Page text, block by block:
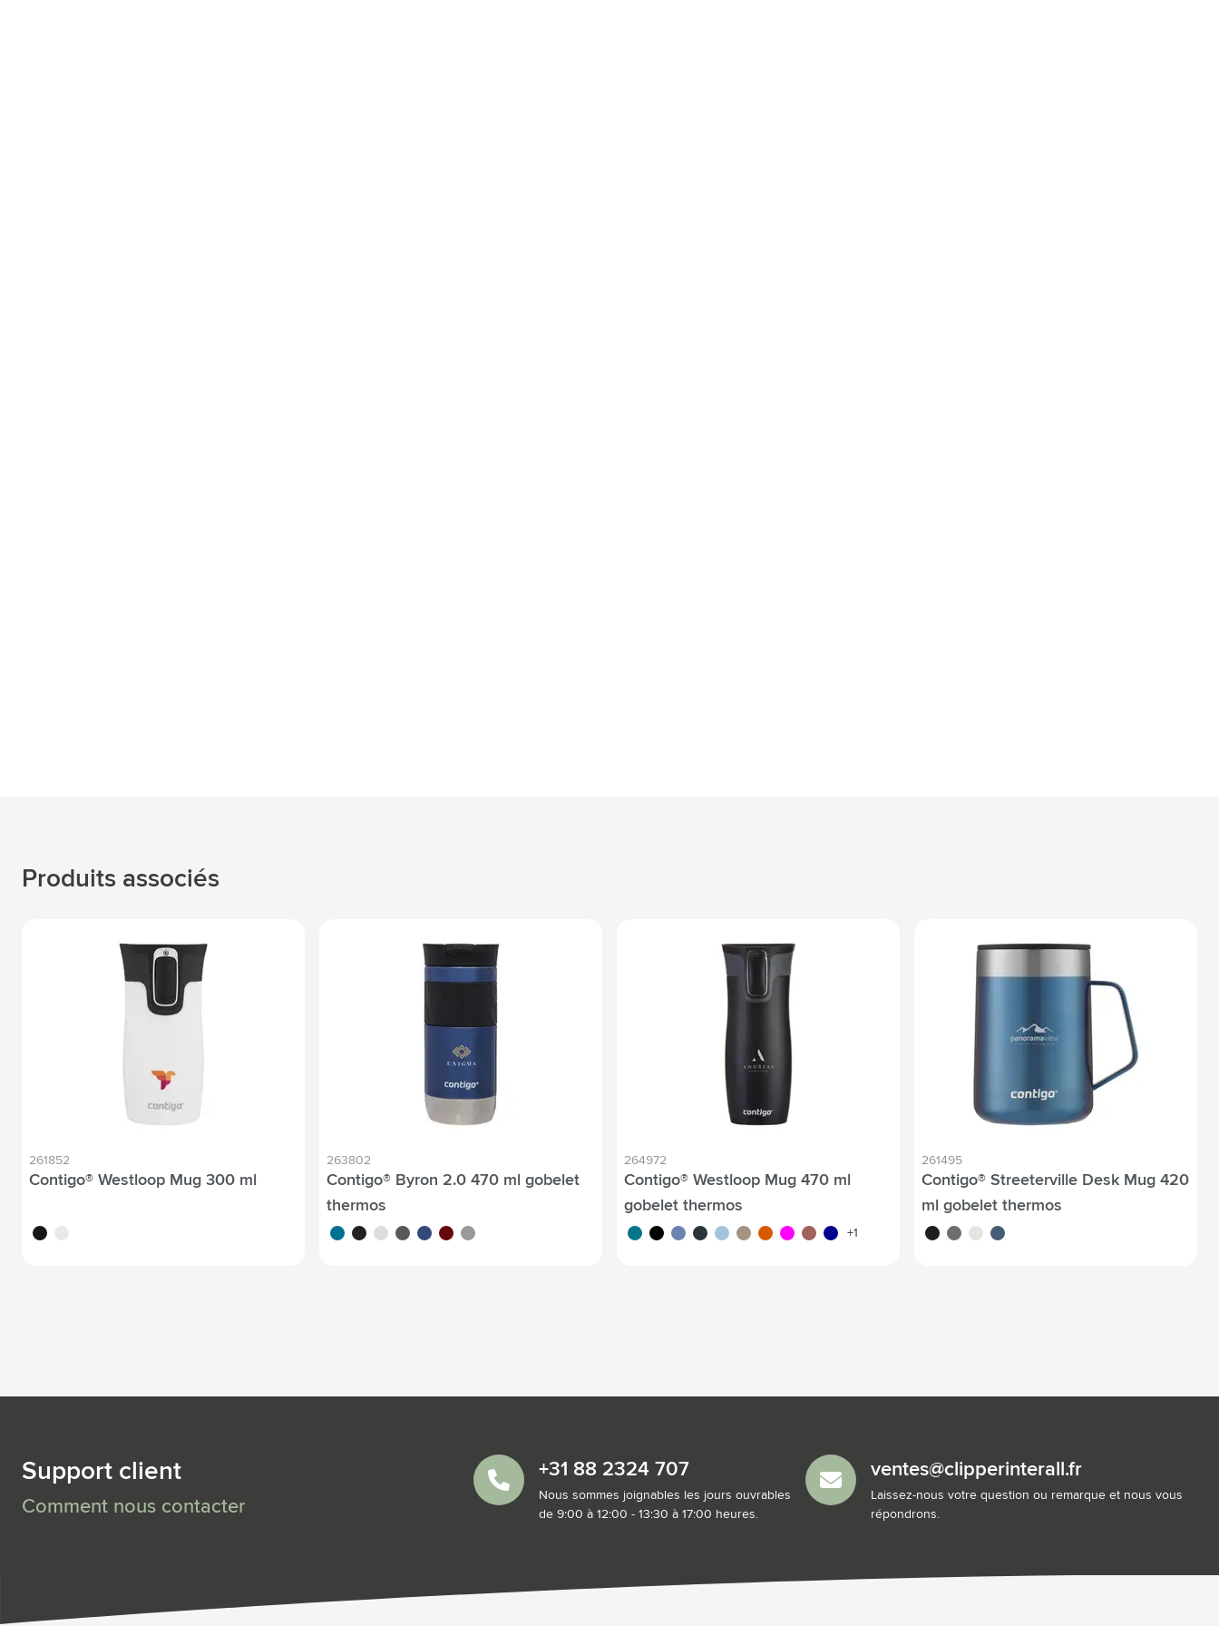
Produits associés
261852
Contigo® Westloop Mug 300 ml
noir
263802
Contigo® Byron 2.0 470 ml gobelet
thermos
turquoise
noir blancgris bleu rougeargenté
264972
Contigo® Westloop Mug 470 ml
gobelet thermos
turquoise
noir pourpre/bleu
gun métal
bleu glacier
brun clair
orangemagentarougebleu foncé
+1
261495
Contigo® Streeterville Desk Mug 420
ml gobelet thermos
noir anthracite
blancbleu
Support client
Comment nous contacter
+31 88 2324 707
Nous sommes joignables les jours ouvrables
de 9:00 à 12:00 - 13:30 à 17:00 heures.
ventes@clipperinterall.fr
Laissez-nous votre question ou remarque et nous vous
répondrons.